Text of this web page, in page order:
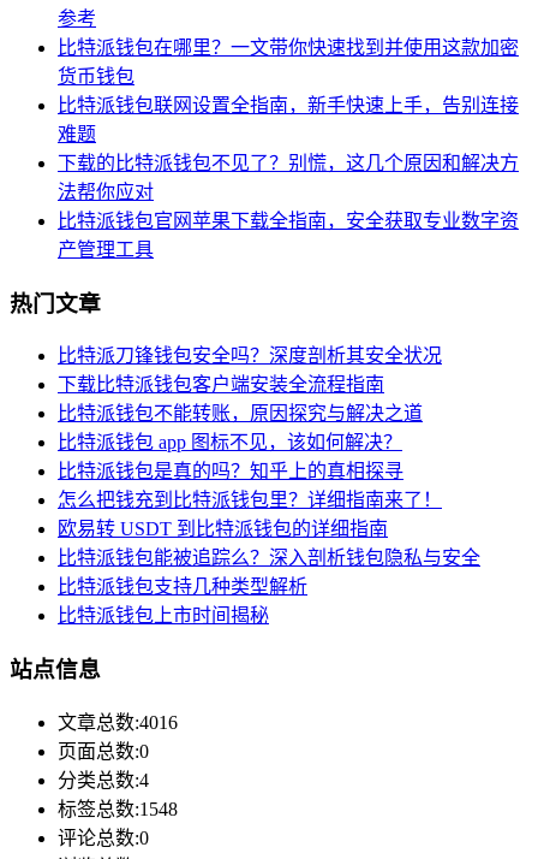
参考
比特派钱包在哪里？一文带你快速找到并使用这款加密
货币钱包
比特派钱包联网设置全指南，新手快速上手，告别连接
难题
下载的比特派钱包不见了？别慌，这几个原因和解决方
法帮你应对
比特派钱包官网苹果下载全指南，安全获取专业数字资
产管理工具
热门文章
比特派刀锋钱包安全吗？深度剖析其安全状况
下载比特派钱包客户端安装全流程指南
比特派钱包不能转账，原因探究与解决之道
比特派钱包 app 图标不见，该如何解决？
比特派钱包是真的吗？知乎上的真相探寻
怎么把钱充到比特派钱包里？详细指南来了！
欧易转 USDT 到比特派钱包的详细指南
比特派钱包能被追踪么？深入剖析钱包隐私与安全
比特派钱包支持几种类型解析
比特派钱包上市时间揭秘
站点信息
文章总数:4016
页面总数:0
分类总数:4
标签总数:1548
评论总数:0